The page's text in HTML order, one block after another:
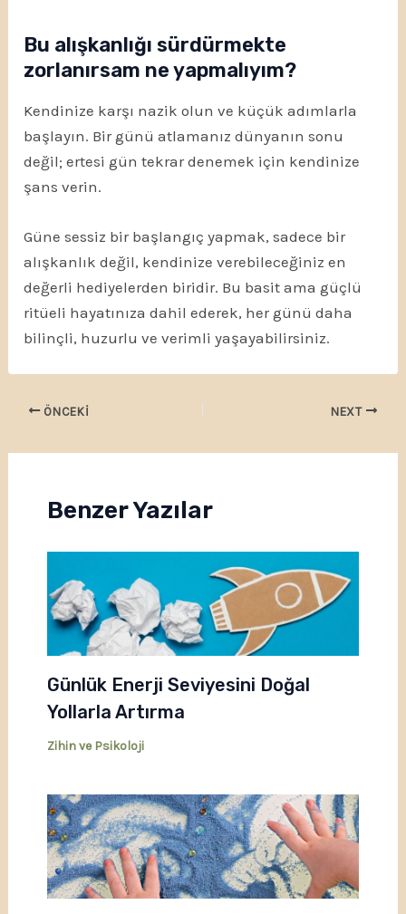
Bu alışkanlığı sürdürmekte
zorlanırsam ne yapmalıyım?
Kendinize karşı nazik olun ve küçük adımlarla
başlayın. Bir günü atlamanız dünyanın sonu
değil; ertesi gün tekrar denemek için kendinize
şans verin.
Güne sessiz bir başlangıç yapmak, sadece bir
alışkanlık değil, kendinize verebileceğiniz en
değerli hediyelerden biridir. Bu basit ama güçlü
ritüeli hayatınıza dahil ederek, her günü daha
bilinçli, huzurlu ve verimli yaşayabilirsiniz.
ÖNCEKI NEXT
Benzer Yazılar
Günlük Enerji Seviyesini Doğal
Yollarla Artırma
Zihin ve Psikoloji